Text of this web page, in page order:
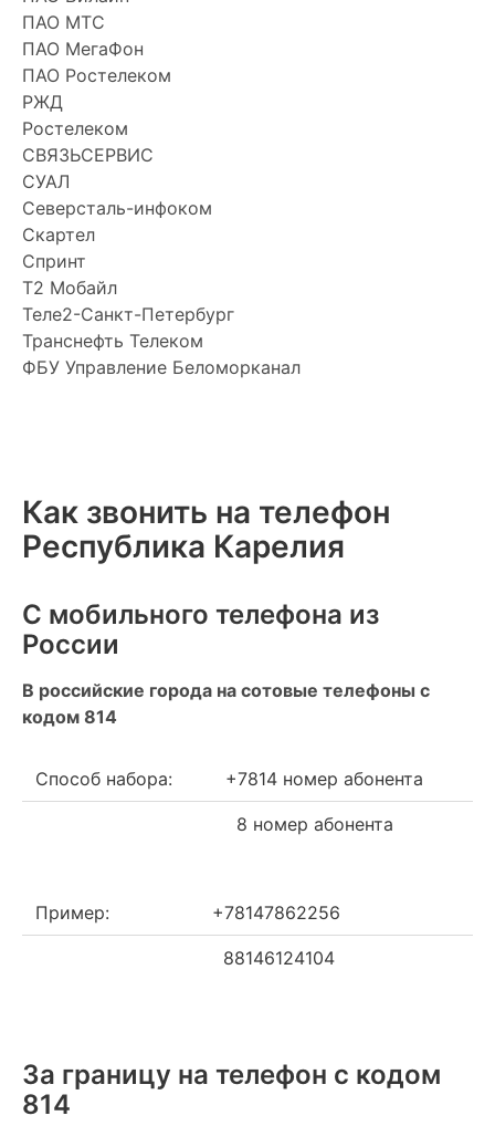
ПАО МТС
ПАО МегаФон
ПАО Ростелеком
РЖД
Ростелеком
СВЯЗЬСЕРВИС
СУАЛ
Северсталь-инфоком
Скартел
Спринт
Т2 Мобайл
Теле2-Санкт-Петербург
Транснефть Телеком
ФБУ Управление Беломорканал
Как звонить на телефон
Республика Карелия
С мобильного телефона из
России
В российские города на сотовые телефоны с
кодом 814
Способ набора: +7814 номер абонента
8 номер абонента
Пример: +78147862256
88146124104
За границу на телефон c кодом
814